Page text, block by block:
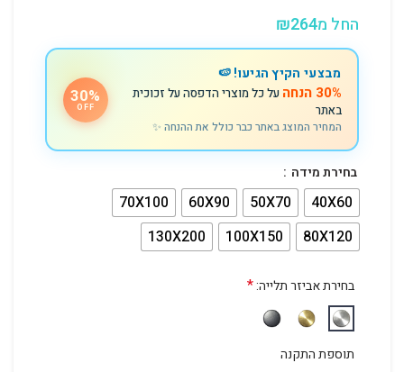
החל מ ₪264
מבצעי הקיץ הגיעו! 🍉
30% הנחה
על כל מוצרי הדפסה על זכוכית
באתר
המחיר המוצג באתר כבר כולל את ההנחה ✨
30%
OFF
בחירת מידה
40X60
50X70
60X90
70X100
80X120
100X150
130X200
בחירת אביזר תלייה:*
תוספת התקנה